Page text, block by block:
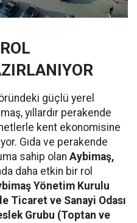
güçlü yerel
yıllardır perakende
kent ekonomisine
Gıda ve perakende
sahip olan Aybimaş,
daha etkin bir rol
Yönetim Kurulu
Ticaret ve Sanayi Odası
Grubu (Toptan ve